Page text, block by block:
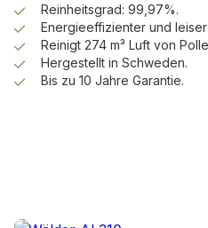
Reinheitsgrad: 99,97%.
Energieeffizienter und
Reinigt 274 m³ Luft von
Hergestellt in Schweden.
Bis zu 10 Jahre Garantie.